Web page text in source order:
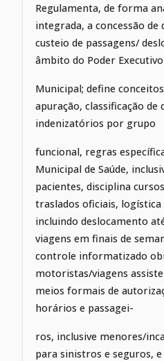
Regulamenta, de forma
integrada, a concessão de
custeio de passagens/
âmbito do Poder Executivo
Municipal; define
apuração, classificação de
indenizatórios por grupo
funcional, regras
Municipal de Saúde,
pacientes, disciplina
traslados oficiais,
incluindo deslocamento
viagens em finais de
controle informatizado
motoristas/viagens
meios formais de
horários e passagei-
ros, inclusive menores/
para sinistros e seguros,